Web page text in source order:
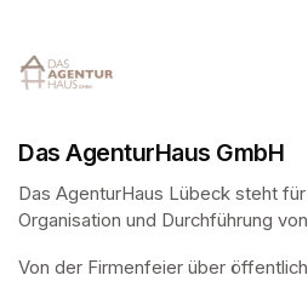
Das AgenturHaus GmbH
Das AgenturHaus Lübeck steht
Organisation und Durchführung
Von der Firmenfeier über